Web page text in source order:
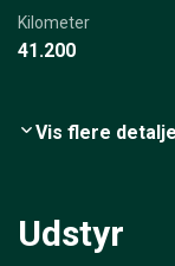
Kilometer
41.200
Vis flere
Udstyr